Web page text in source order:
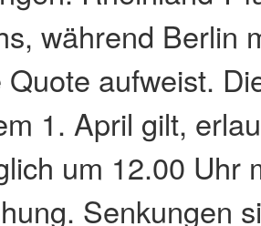
während Berlin
Quote aufweist.
1. April gilt,
um 12.00 Uhr
Senkungen